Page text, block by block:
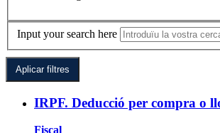
Input your search here
IRPF. Deducció per compra o
Fiscal